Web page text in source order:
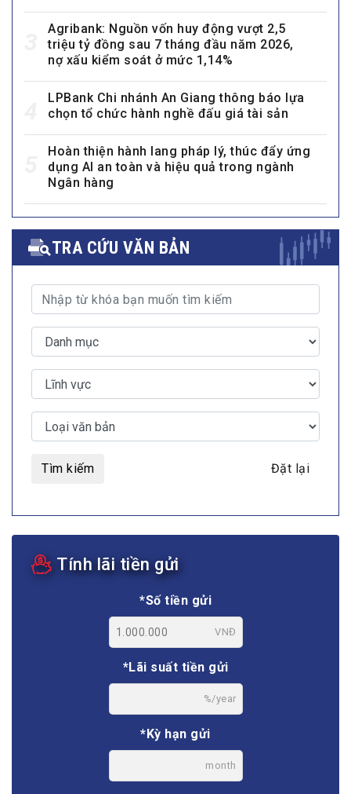
Agribank: Nguồn vốn huy động vượt 2,5
triệu tỷ đồng sau 7 tháng đầu năm 2026,
nợ xấu kiểm soát ở mức 1,14%
LPBank Chi nhánh An Giang thông báo lựa
chọn tổ chức hành nghề đấu giá tài sản
Hoàn thiện hành lang pháp lý, thúc đẩy ứng
dụng AI an toàn và hiệu quả trong ngành
Ngân hàng
TRA CỨU VĂN BẢN
Tìm kiếm Đặt lại
Tính lãi tiền gửi
*Số tiền gửi
VNĐ
*Lãi suất tiền gửi
%/year
*Kỳ hạn gửi
month